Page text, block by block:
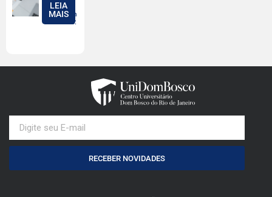
Valor com
desconto:
LEIA
MAIS
RECEBER NOVIDADES